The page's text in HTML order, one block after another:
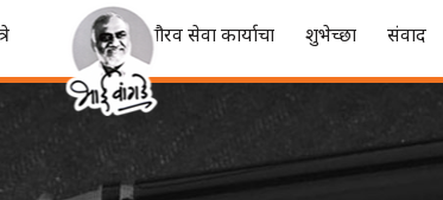
गौरव सेवा कार्याचा शुभेच्छा संवाद